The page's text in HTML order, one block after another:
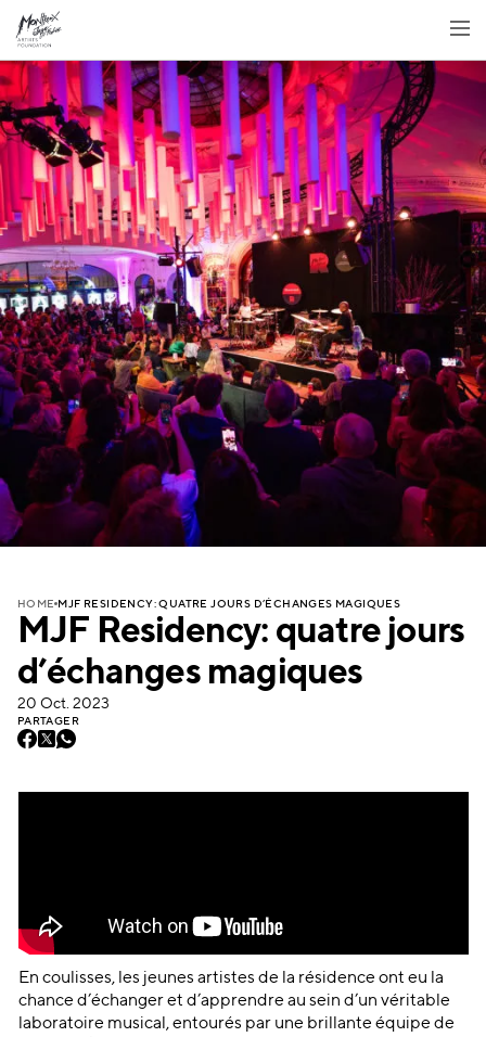
HOME MJF RESIDENCY: QUATRE JOURS D’ÉCHANGES MAGIQUES
MJF Residency: quatre jours
d’échanges magiques
20 Oct. 2023
PARTAGER
En coulisses, les jeunes artistes de la résidence ont eu la
chance d’échanger et d’apprendre au sein d’un véritable
laboratoire musical, entourés par une brillante équipe de